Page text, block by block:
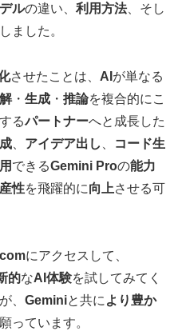
ルの違い、 利用方法、そし
しました。
させたことは、 AI が単なる
・ 生成 ・ 推論を複合的にこ
するパートナーへと成長した
アイデア出し
コード生
できるGemini Proの能力
性を飛躍的に向上させる可
にアクセスして、
的なAI体験を試してみてく
が、 Geminiと共に より豊か
っています。